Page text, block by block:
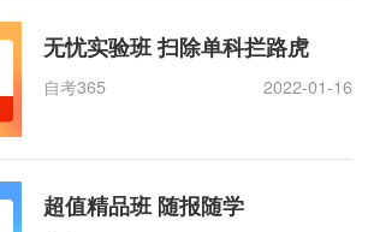
无忧实验班 扫除单科拦路虎
自考365 2022-01-16
超值精品班 随报随学